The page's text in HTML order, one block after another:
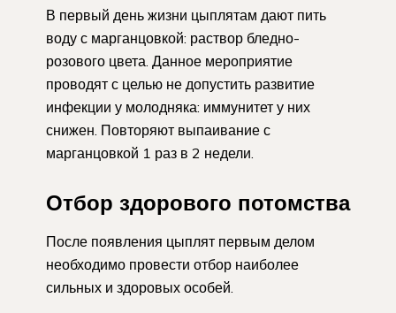
В первый день жизни цыплятам дают пить
воду с марганцовкой: раствор бледно-
розового цвета. Данное мероприятие
проводят с целью не допустить развитие
инфекции у молодняка: иммунитет у них
снижен. Повторяют выпаивание с
марганцовкой 1 раз в 2 недели.
Отбор здорового потомства
После появления цыплят первым делом
необходимо провести отбор наиболее
сильных и здоровых особей.